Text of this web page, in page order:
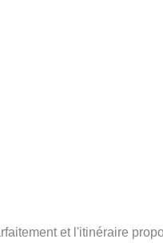
et l'itinéraire